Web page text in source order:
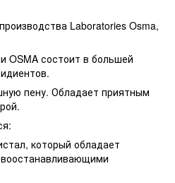
Laboratories Osma,
OSMA состоит в большей
пену. Обладает приятным
который обладает